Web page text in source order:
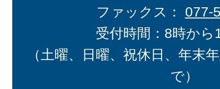
ファックス： 077-
受付時間：8時から
（土曜、日曜、祝休日、年末
で）